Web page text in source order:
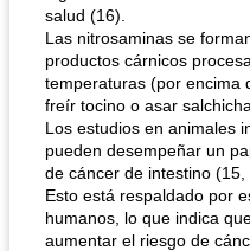
salud (16).
Las nitrosaminas se
productos cárnicos
temperaturas (por encima
freír tocino o asar
Los estudios en animales
pueden desempeñar un
de cáncer de intestino (15,
Esto está respaldado por
humanos, lo que indica
aumentar el riesgo de